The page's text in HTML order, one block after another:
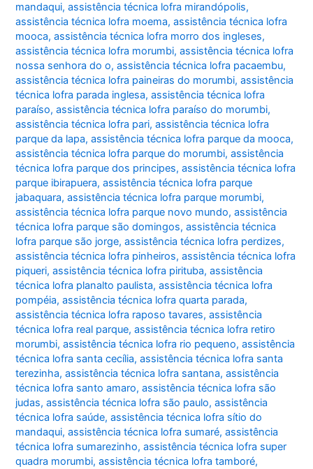
mandaqui,assistência técnica lofra mirandópolis,
assistência técnica lofra moema,assistência técnica lofra
mooca,assistência técnica lofra morro dos ingleses,
assistência técnica lofra morumbi,assistência técnica lofra
nossa senhora do o,assistência técnica lofra pacaembu,
assistência técnica lofra paineiras do morumbi,assistência
técnica lofra parada inglesa,assistência técnica lofra
paraíso,assistência técnica lofra paraíso do morumbi,
assistência técnica lofra pari,assistência técnica lofra
parque da lapa,assistência técnica lofra parque da mooca,
assistência técnica lofra parque do morumbi,assistência
técnica lofra parque dos principes,assistência técnica lofra
parque ibirapuera,assistência técnica lofra parque
jabaquara,assistência técnica lofra parque morumbi,
assistência técnica lofra parque novo mundo,assistência
técnica lofra parque são domingos,assistência técnica
lofra parque são jorge,assistência técnica lofra perdizes,
assistência técnica lofra pinheiros,assistência técnica lofra
piqueri,assistência técnica lofra pirituba,assistência
técnica lofra planalto paulista,assistência técnica lofra
pompéia,assistência técnica lofra quarta parada,
assistência técnica lofra raposo tavares,assistência
técnica lofra real parque,assistência técnica lofra retiro
morumbi,assistência técnica lofra rio pequeno,assistência
técnica lofra santa cecília,assistência técnica lofra santa
terezinha,assistência técnica lofra santana,assistência
técnica lofra santo amaro,assistência técnica lofra são
judas,assistência técnica lofra são paulo,assistência
técnica lofra saúde,assistência técnica lofra sítio do
mandaqui,assistência técnica lofra sumaré,assistência
técnica lofra sumarezinho,assistência técnica lofra super
quadra morumbi,assistência técnica lofra tamboré,